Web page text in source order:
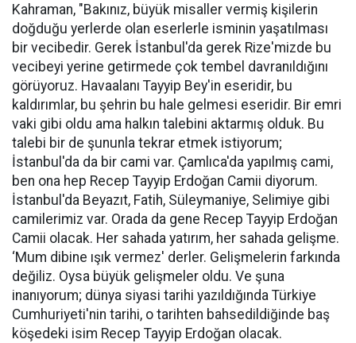
Kahraman, "Bakınız, büyük misaller vermiş kişilerin
doğduğu yerlerde olan eserlerle isminin yaşatılması
bir vecibedir. Gerek İstanbul'da gerek Rize'mizde bu
vecibeyi yerine getirmede çok tembel davranıldığını
görüyoruz. Havaalanı Tayyip Bey'in eseridir, bu
kaldırımlar, bu şehrin bu hale gelmesi eseridir. Bir emri
vaki gibi oldu ama halkın talebini aktarmış olduk. Bu
talebi bir de şununla tekrar etmek istiyorum;
İstanbul'da da bir cami var. Çamlıca'da yapılmış cami,
ben ona hep Recep Tayyip Erdoğan Camii diyorum.
İstanbul'da Beyazıt, Fatih, Süleymaniye, Selimiye gibi
camilerimiz var. Orada da gene Recep Tayyip Erdoğan
Camii olacak. Her sahada yatırım, her sahada gelişme.
‘Mum dibine ışık vermez' derler. Gelişmelerin farkında
değiliz. Oysa büyük gelişmeler oldu. Ve şuna
inanıyorum; dünya siyasi tarihi yazıldığında Türkiye
Cumhuriyeti'nin tarihi, o tarihten bahsedildiğinde baş
köşedeki isim Recep Tayyip Erdoğan olacak.